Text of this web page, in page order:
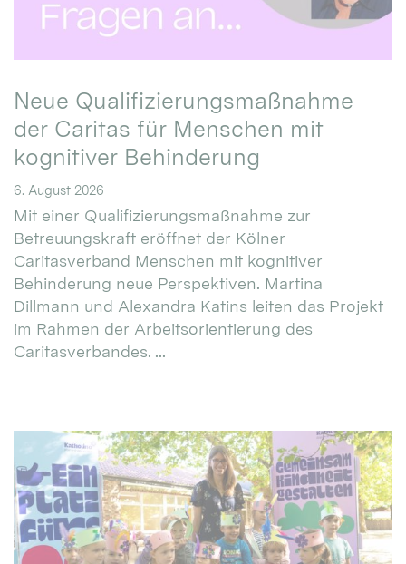
Neue Qualifizierungsmaßnahme
der Caritas für Menschen mit
kognitiver Behinderung
6. August 2026
Mit einer Qualifizierungsmaßnahme zur
Betreuungskraft eröffnet der Kölner
Caritasverband Menschen mit kognitiver
Behinderung neue Perspektiven. Martina
Dillmann und Alexandra Katins leiten das Projekt
im Rahmen der Arbeitsorientierung des
Caritasverbandes. ...